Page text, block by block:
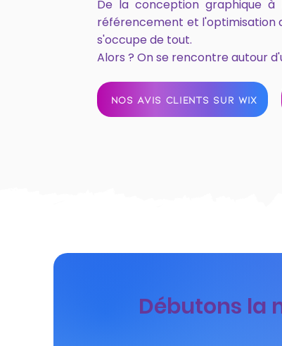
De la conception graphique
référencement et l'optimisation
s'occupe de tout.
Alors ? On se rencontre autour
NOS AVIS CLIENTS SUR WIX
Débutons la